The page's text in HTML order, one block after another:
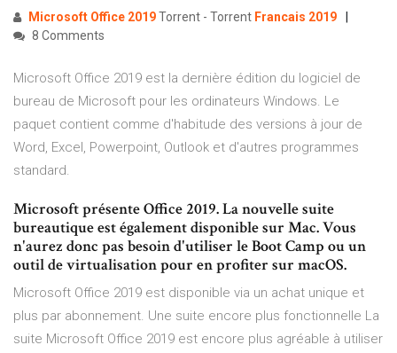
Microsoft Office 2019Torrent - Torrent Francais 2019
8 Comments
Microsoft Office 2019 est la dernière édition du logiciel de
bureau de Microsoft pour les ordinateurs Windows. Le
paquet contient comme d'habitude des versions à jour de
Word, Excel, Powerpoint, Outlook et d'autres programmes
standard.
Microsoft présente Office 2019. La nouvelle suite
bureautique est également disponible sur Mac. Vous
n'aurez donc pas besoin d'utiliser le Boot Camp ou un
outil de virtualisation pour en profiter sur macOS.
Microsoft Office 2019 est disponible via un achat unique et
plus par abonnement. Une suite encore plus fonctionnelle La
suite Microsoft Office 2019 est encore plus agréable à utiliser